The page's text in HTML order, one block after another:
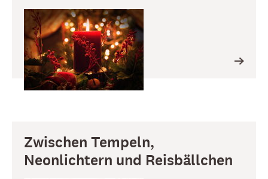
Zwischen Tempeln,
Neonlichtern und Reisbällchen